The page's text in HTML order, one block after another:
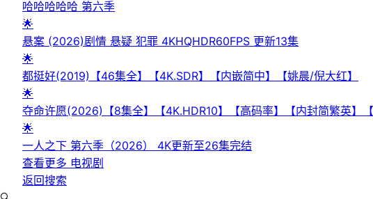
哈哈哈哈哈 第六季
🌟
悬案 (2026)剧情 悬疑 犯罪 4KHQHDR60FPS 更新13集
🌟
都挺好(2019)【46集全】【4K.SDR】【内嵌简中】【姚晨/倪大红】
🌟
夺命许愿(2026)【8集全】【4K.HDR10】【高码率】【内封简繁英】【
🌟
一人之下 第六季（2026） 4K更新至26集完结
查看更多 电视剧
返回搜索